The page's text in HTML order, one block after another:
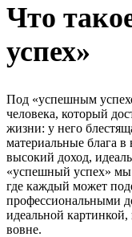
Что
успех»
Под «успешным
человека, который
жизни: у него
материальные блага
высокий доход,
«успешный успех» мы
где каждый может
профессиональными
идеальной картинкой,
вовне.